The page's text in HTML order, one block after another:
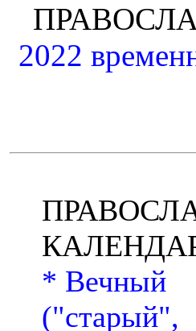
2022
* Вечный
("старый",